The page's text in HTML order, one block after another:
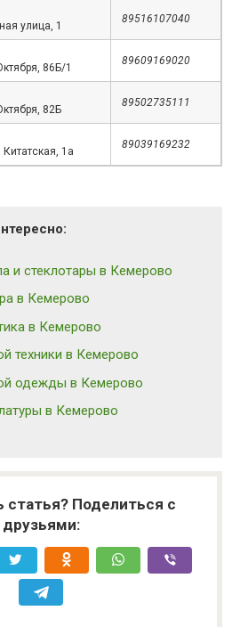
улица, 1
89516107040
86Б/1
89609169020
82Б
89502735111
1а
89039169232
и стеклотары в Кемерово
в Кемерово
в Кемерово
техники в Кемерово
одежды в Кемерово
в Кемерово
статья? Поделиться с
друзьями: